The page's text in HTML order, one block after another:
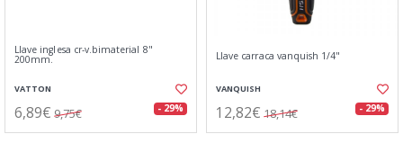
Llave inglesa cr-v.bimaterial 8"
200mm.
VATTON
6,89€ 9,75€ - 29%
Llave carraca vanquish 1/4"
VANQUISH
12,82€ 18,14€ - 29%